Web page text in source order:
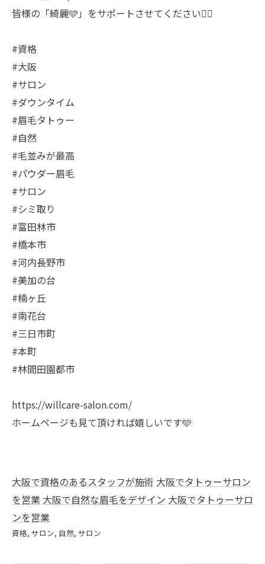
皆様の「綺麗🩵」をサポートさせてください🙇‍♀️
#資格
#大阪
#サロン
#ダウンタイム
#眉毛タトゥー
#自然
#毛並みが最高
#パウダー眉毛
#サロン
#シミ取り
#富田林市
#橋本市
#河内長野市
#美加の台
#楠ヶ丘
#南花台
#三日市町
#本町
#林間田園都市
https://willcare-salon.com/
ホームページも見て頂ければ嬉しいです🩵
大阪で資格のあるスタッフが施術 大阪でタトゥーサロン
を営業 大阪で自然な眉毛をデザイン 大阪でタトゥーサロ
ンを営業
資格 サロン 自然 サロン